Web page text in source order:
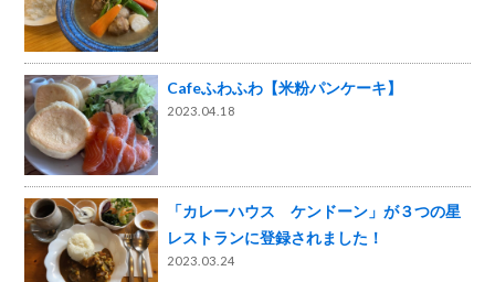
Cafeふわふわ【米粉パンケーキ】
2023.04.18
「カレーハウス ケンドーン」が３つの星
レストランに登録されました！
2023.03.24